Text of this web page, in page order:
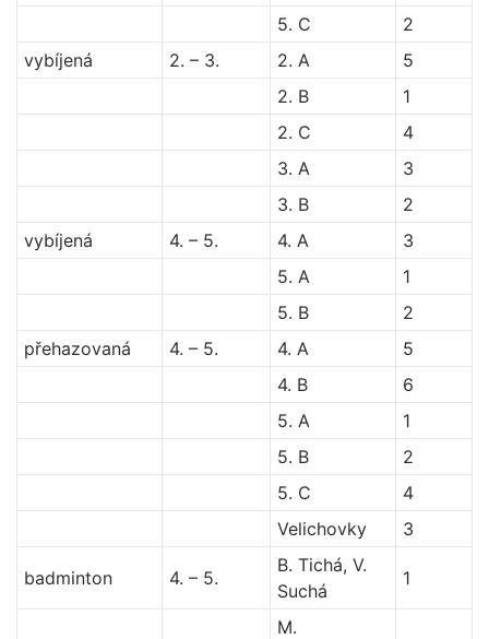
5. C
2
vybíjená
2. – 3. 2. A
5
2. B
1
2. C
4
3. A
3
3. B
2
vybíjená
4. – 5. 4. A
3
5. A
1
5. B
2
přehazovaná
4. – 5. 4. A
5
4. B
6
5. A
1
5. B
2
5. C
4
Velichovky
3
badminton 4. – 5.
B. Tichá, V.
Suchá
1
M.